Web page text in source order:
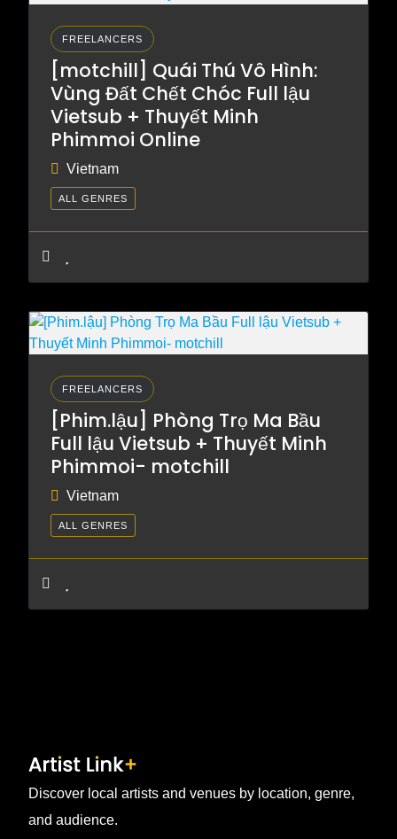
FREELANCERS
[motchill] Quái Thú Vô Hình:
Vùng Đất Chết Chóc Full lậu
Vietsub + Thuyết Minh
Phimmoi Online
Vietnam
ALL GENRES
FREELANCERS
[Phim.lậu] Phòng Trọ Ma Bầu
Full lậu Vietsub + Thuyết Minh
Phimmoi- motchill
Vietnam
ALL GENRES
Discover local artists and venues by location, genre,
and audience.